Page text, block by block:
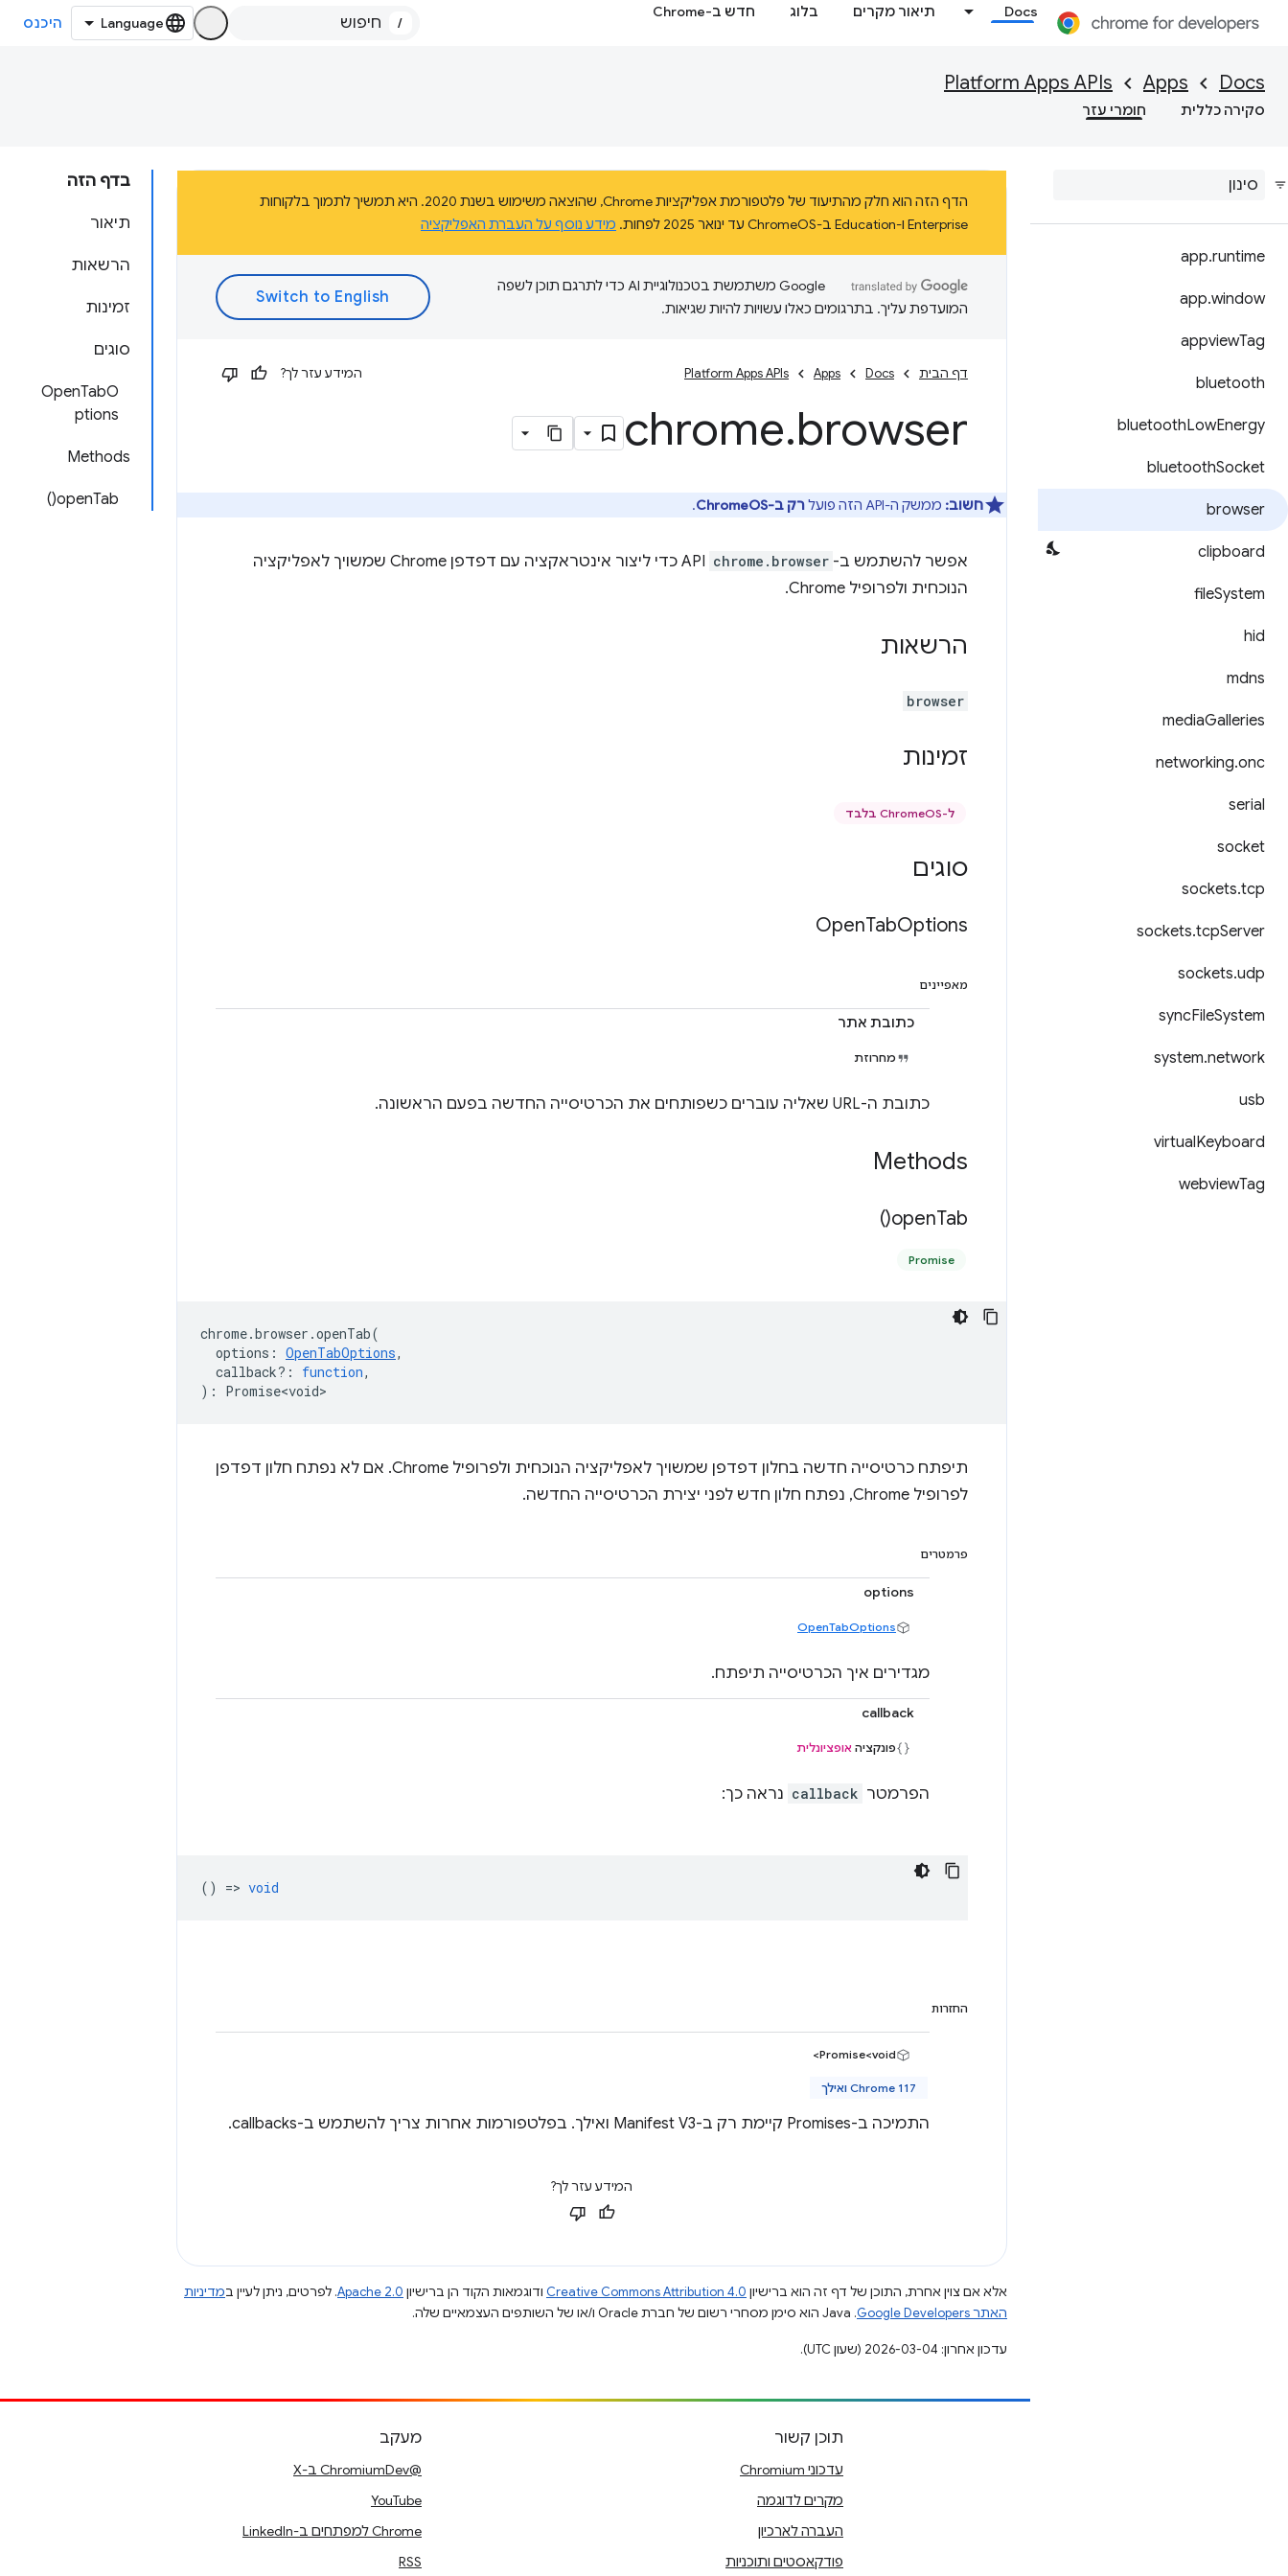
Docs תיאור מקרים בלוג חדש ב-Chrome
/ היכנס
Docs
Apps
Platform Apps APIs
סקירה כללית חומרי עזר
app.runtime
app.window
appviewTag
bluetooth
bluetoothLowEnergy
bluetoothSocket
browser
clipboard
fileSystem
hid
mdns
mediaGalleries
networking.onc
serial
socket
sockets.tcp
sockets.tcpServer
sockets.udp
syncFileSystem
system.network
usb
virtualKeyboard
webviewTag
בדף הזה
תיאור
הרשאות
זמינות
סוגים
OpenTabO
ptions
Methods
openTab()
הדף הזה הוא חלק מהתיעוד של פלטפורמת אפליקציות Chrome, שהוצאה משימוש בשנת 2020. היא תמשיך לתמוך בלקוחות
Enterprise ו-Education ב-ChromeOS עד ינואר 2025 לפחות.
מידע נוסף על העברת האפליקציה
‫Google משתמשת בטכנולוגיית AI כדי לתרגם תוכן לשפה
המועדפת עליך. בתרגומים כאלו עשויות להיות שגיאות.
דף הבית Docs
Apps
Platform Apps APIs המידע עזר לך?
chrome.browser
חשוב: ממשק ה-API הזה פועל רק ב-ChromeOS .
אפשר להשתמש ב- chrome.browser
API כדי ליצור אינטראקציה עם דפדפן Chrome שמשויך לאפליקציה
הנוכחית ולפרופיל Chrome.
הרשאות
browser
זמינות
ל-ChromeOS בלבד
סוגים
OpenTabOptions
מאפיינים
כתובת אתר
מחרוזת
כתובת ה-URL שאליה עוברים כשפותחים את הכרטיסייה החדשה בפעם הראשונה.
Methods
openTab(
)
Promise
chrome.browser .openTab(
options : OpenTabOptions,
callback? : function,
) : Promise<void>
תיפתח כרטיסייה חדשה בחלון דפדפן שמשויך לאפליקציה הנוכחית ולפרופיל Chrome. אם לא נפתח חלון דפדפן
לפרופיל Chrome, נפתח חלון חדש לפני יצירת הכרטיסייה החדשה.
פרמטרים
options
OpenTabOptions
מגדירים איך הכרטיסייה תיפתח.
callback
פונקציה אופציונלית
הפרמטר callback נראה כך:
() => void
החזרות
Promise<void>
Chrome 117 ואילך
התמיכה ב-Promises קיימת רק ב-Manifest V3 ואילך. בפלטפורמות אחרות צריך להשתמש ב-callbacks.
המידע עזר לך?
אלא אם צוין אחרת, התוכן של דף זה הוא ברישיון Creative Commons Attribution 4.0 ודוגמאות הקוד הן ברישיון Apache 2.0. לפרטים, ניתן לעיין במדיניות
האתר Google Developers‏
.‏ Java הוא סימן מסחרי רשום של חברת Oracle ו/או של השותפים העצמאיים שלה.
עדכון אחרון: 2026-03-04 (שעון UTC).
תוכן קשור
עדכוני Chromium
מקרים לדוגמה
העברה לארכיון
פודקאסטים ותוכניות
מעקב
@ChromiumDev ב-X
YouTube
Chrome למפתחים ב-LinkedIn
RSS